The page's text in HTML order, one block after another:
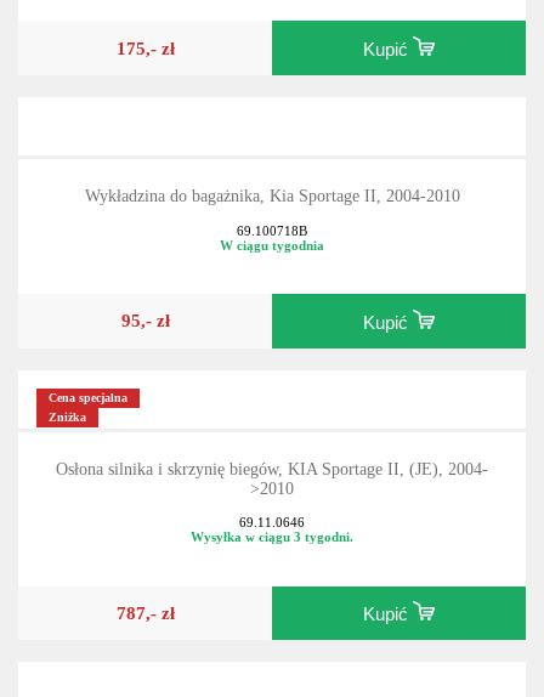
175,- zł Kupić
Wykładzina do bagażnika, Kia Sportage II, 2004-2010
69.100718B
W ciągu tygodnia
95,- zł Kupić
Cena specjalna
Zniżka
Osłona silnika i skrzynię biegów, KIA Sportage II, (JE), 2004-
>2010
69.11.0646
Wysyłka w ciągu 3 tygodni.
787,- zł Kupić